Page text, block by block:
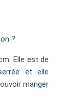
?
Elle est de
et elle
manger